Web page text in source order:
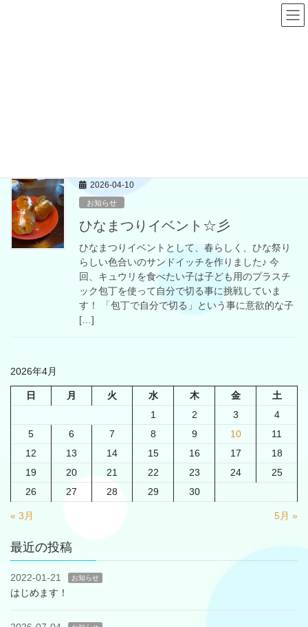
2026-04-10
お知らせ
ひなまつりイベント☆彡
ひなまつりイベントとして、春らしく、ひな祭り
らしい色合いのサンドイッチを作りました♪ 今
回、キュウリを食べたい子は子ども用のプラスチ
ック包丁を使って自分で切る事に挑戦していま
す！ 「包丁で自分で切る」という事に意欲的な子
[…]
2026年4月
日 月 火 水 木 金
土
1
2 3
4
5
6 7 8 9 10
11
12
13 14 15 16 17
18
19
20 21 22 23 24
25
26
27 28 29 30
« 3月 5月 »
最近の投稿
2022-01-21 お知らせ
はじめます！